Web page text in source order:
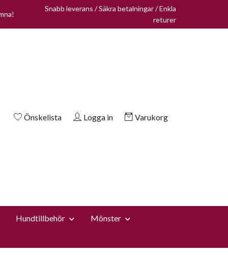
Snabb leverans / Säkra betalningar / Enkla
returer
Önskelista Logga in Varukorg
Hundtillbehör
Mönster